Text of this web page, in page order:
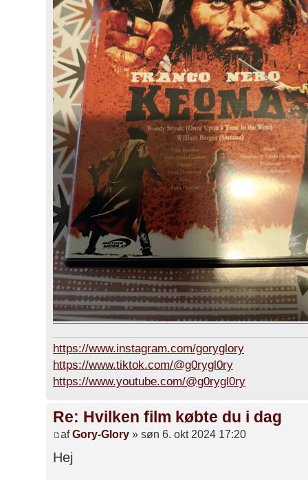
https://www.instagram.com/goryglory
https://www.tiktok.com/@g0rygl0ry
https://www.youtube.com/@g0rygl0ry
Re: Hvilken film købte du i dag
afGory-Glory » søn 6. okt 2024 17:20
Hej